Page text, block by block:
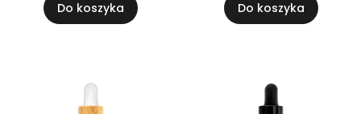
Do koszyka Do koszyka